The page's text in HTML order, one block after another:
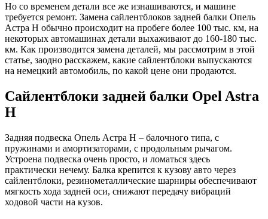
Но со временем детали все же изнашиваются, и машине
требуется ремонт. Замена сайлентблоков задней балки Опель
Астра Н обычно происходит на пробеге более 100 тыс. км, на
некоторых автомашинах детали выхаживают до 160-180 тыс.
км. Как производится замена деталей, мы рассмотрим в этой
статье, заодно расскажем, какие сайлентблоки выпускаются
на немецкий автомобиль, по какой цене они продаются.
Сайлентблоки задней балки Opel Astra
H
Задняя подвеска Опель Астра H – балочного типа, с
пружинами и амортизаторами, с продольным рычагом.
Устроена подвеска очень просто, и ломаться здесь
практически нечему. Балка крепится к кузову авто через
сайлентблоки, резинометаллические шарниры обеспечивают
мягкость хода задней оси, снижают передачу вибраций
ходовой части на кузов.